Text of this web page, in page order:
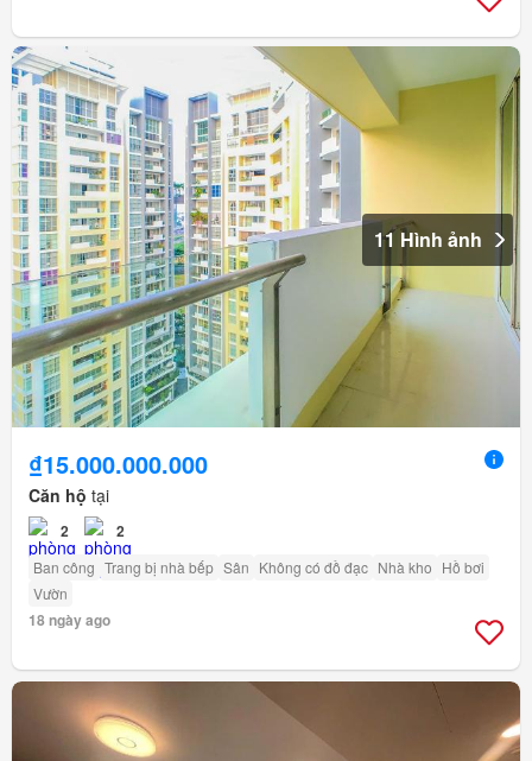
11 Hình ảnh
₫15.000.000.000
Căn hộ tại
2 2
Ban công Trang bị nhà bếp Sân Không có đồ đạc Nhà kho Hồ bơi
Vườn
18 ngày ago